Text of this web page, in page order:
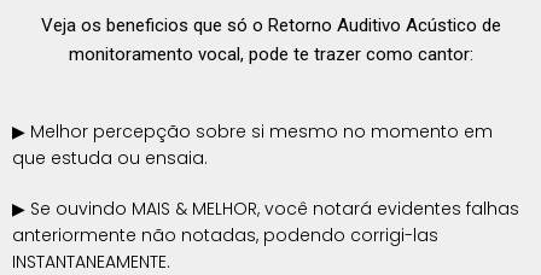
Veja os beneficios que só o Retorno Auditivo Acústico de
monitoramento vocal, pode te trazer como cantor:
▶ Melhor percepção sobre si mesmo no momento em
que estuda ou ensaia.
▶ Se ouvindo MAIS & MELHOR, você notará evidentes falhas
anteriormente não notadas, podendo corrigi-las
INSTANTANEAMENTE.